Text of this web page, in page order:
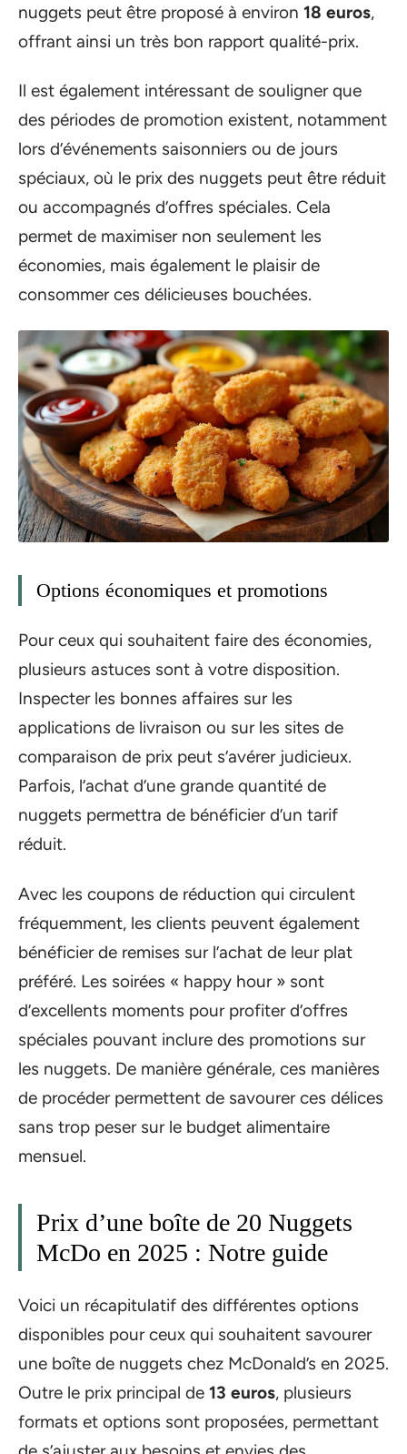
nuggets peut être proposé à environ 18 euros,
offrant ainsi un très bon rapport qualité-prix.
Il est également intéressant de souligner que
des périodes de promotion existent, notamment
lors d’événements saisonniers ou de jours
spéciaux, où le prix des nuggets peut être réduit
ou accompagnés d’offres spéciales. Cela
permet de maximiser non seulement les
économies, mais également le plaisir de
consommer ces délicieuses bouchées.
Options économiques et promotions
Pour ceux qui souhaitent faire des économies,
plusieurs astuces sont à votre disposition.
Inspecter les bonnes affaires sur les
applications de livraison ou sur les sites de
comparaison de prix peut s’avérer judicieux.
Parfois, l’achat d’une grande quantité de
nuggets permettra de bénéficier d’un tarif
réduit.
Avec les coupons de réduction qui circulent
fréquemment, les clients peuvent également
bénéficier de remises sur l’achat de leur plat
préféré. Les soirées « happy hour » sont
d’excellents moments pour profiter d’offres
spéciales pouvant inclure des promotions sur
les nuggets. De manière générale, ces manières
de procéder permettent de savourer ces délices
sans trop peser sur le budget alimentaire
mensuel.
Prix d’une boîte de 20 Nuggets
McDo en 2025 : Notre guide
Voici un récapitulatif des différentes options
disponibles pour ceux qui souhaitent savourer
une boîte de nuggets chez McDonald’s en 2025.
Outre le prix principal de 13 euros, plusieurs
formats et options sont proposées, permettant